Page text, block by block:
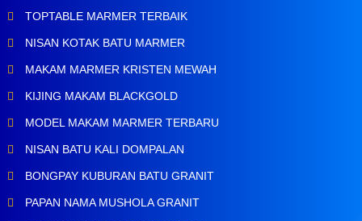
TOPTABLE MARMER TERBAIK
NISAN KOTAK BATU MARMER
MAKAM MARMER KRISTEN MEWAH
KIJING MAKAM BLACKGOLD
MODEL MAKAM MARMER TERBARU
NISAN BATU KALI DOMPALAN
BONGPAY KUBURAN BATU GRANIT
PAPAN NAMA MUSHOLA GRANIT